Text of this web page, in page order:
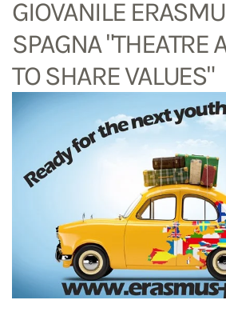
GIOVANILE
SPAGNA "THEATRE
TO SHARE VALUES"